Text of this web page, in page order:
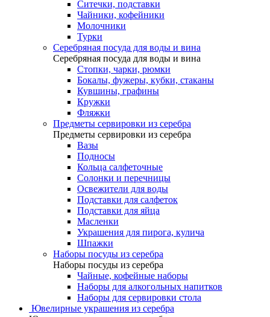
Ситечки, подставки
Чайники, кофейники
Молочники
Турки
Серебряная посуда для воды и вина
Серебряная посуда для воды и вина
Стопки, чарки, рюмки
Бокалы, фужеры, кубки, стаканы
Кувшины, графины
Кружки
Фляжки
Предметы сервировки из серебра
Предметы сервировки из серебра
Вазы
Подносы
Кольца салфеточные
Солонки и перечницы
Освежители для воды
Подставки для салфеток
Подставки для яйца
Масленки
Украшения для пирога, кулича
Шпажки
Наборы посуды из серебра
Наборы посуды из серебра
Чайные, кофейные наборы
Наборы для алкогольных напитков
Наборы для сервировки стола
Ювелирные украшения из серебра